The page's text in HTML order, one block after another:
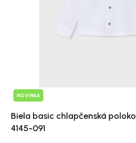
NOVINKA
Biela basic chlapčenská
4145-091